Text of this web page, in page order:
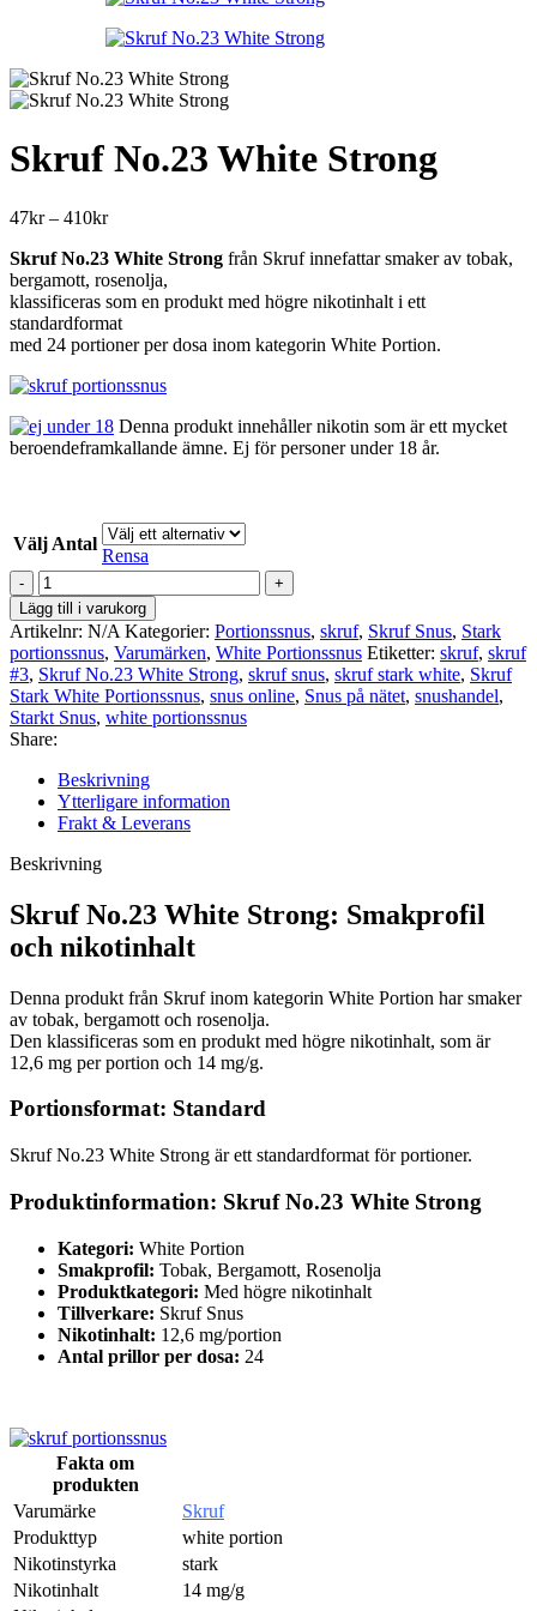
Skruf No.23 White Strong
47kr – 410krPrisintervall:
till
410kr
Skruf No.23 White Strong från Skruf innefattar smaker av tobak,
bergamott, rosenolja,
klassificeras som en produkt med högre nikotinhalt i ett
standardformat
med 24 portioner per dosa inom kategorin White Portion.
Denna produkt innehåller nikotin som är ett mycket
beroendeframkallande ämne. Ej för personer under 18 år.
Välj Antal
Rensa
Skruf
No.23
White
Strong
mängd
Lägg till i varukorg
Artikelnr: N/A Kategorier: Portionssnus, skruf, Skruf Snus, Stark
portionssnus, Varumärken, White Portionssnus Etiketter: skruf, skruf
#3, Skruf No.23 White Strong, skruf snus, skruf stark white, Skruf
Stark White Portionssnus, snus online, Snus på nätet, snushandel,
Starkt Snus, white portionssnus
Share:
Beskrivning
Ytterligare information
Frakt & Leverans
Beskrivning
Skruf No.23 White Strong: Smakprofil
och nikotinhalt
Denna produkt från Skruf inom kategorin White Portion har smaker
av tobak, bergamott och rosenolja.
Den klassificeras som en produkt med högre nikotinhalt, som är
12,6 mg per portion och 14 mg/g.
Portionsformat: Standard
Skruf No.23 White Strong är ett standardformat för portioner.
Produktinformation: Skruf No.23 White Strong
Kategori: White Portion
Smakprofil: Tobak, Bergamott, Rosenolja
Produktkategori: Med högre nikotinhalt
Tillverkare: Skruf Snus
Nikotinhalt: 12,6 mg/portion
Antal prillor per dosa: 24
Fakta om
produkten
Varumärke
Skruf
Produkttyp
white portion
Nikotinstyrka
stark
Nikotinhalt
14 mg/g